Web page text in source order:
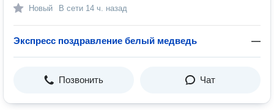
Новый В сети 14 ч. назад
Экспресс поздравление белый медведь —
Позвонить Чат